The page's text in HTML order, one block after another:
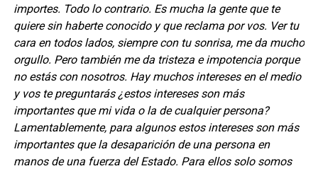
importes. Todo lo contrario. Es mucha la gente que te
quiere sin haberte conocido y que reclama por vos. Ver tu
cara en todos lados, siempre con tu sonrisa, me da mucho
orgullo. Pero también me da tristeza e impotencia porque
no estás con nosotros. Hay muchos intereses en el medio
y vos te preguntarás ¿estos intereses son más
importantes que mi vida o la de cualquier persona?
Lamentablemente, para algunos estos intereses son más
importantes que la desaparición de una persona en
manos de una fuerza del Estado. Para ellos solo somos